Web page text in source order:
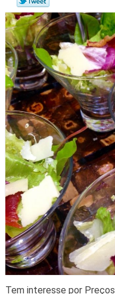
Tem interesse por